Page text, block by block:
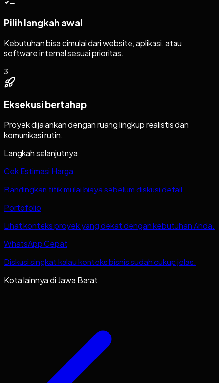
Pilih langkah awal
Kebutuhan bisa dimulai dari website, aplikasi, atau
software internal sesuai prioritas.
3
Eksekusi bertahap
Proyek dijalankan dengan ruang lingkup realistis dan
komunikasi rutin.
Langkah selanjutnya
Cek Estimasi Harga
Bandingkan titik mulai biaya sebelum diskusi detail.
Portofolio
Lihat konteks proyek yang dekat dengan kebutuhan Anda.
WhatsApp Cepat
Diskusi singkat kalau konteks bisnis sudah cukup jelas.
Kota lainnya di Jawa Barat